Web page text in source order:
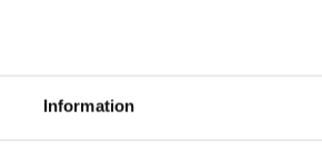
Information
användningsdag. I priset ingår
är en lördag. För längre
en extra hyra för varje påbörjad